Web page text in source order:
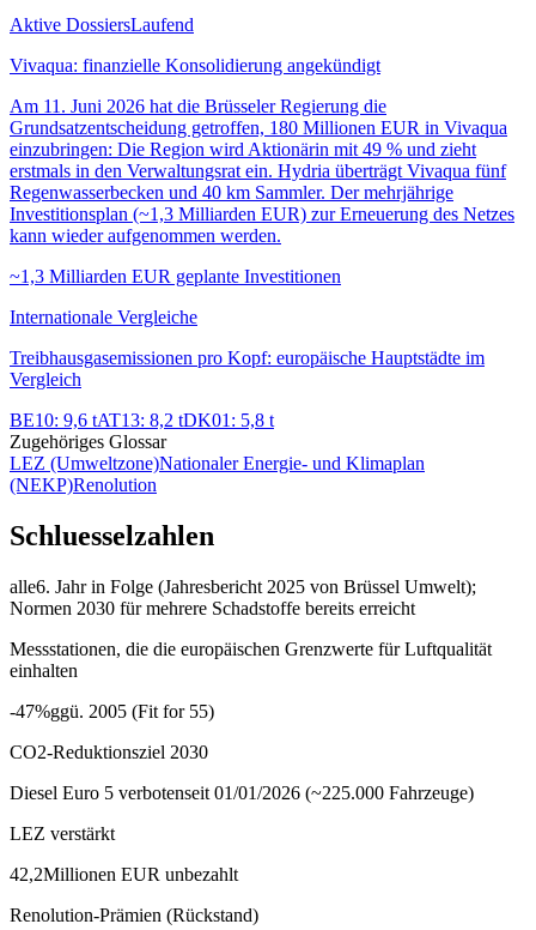
Aktive DossiersLaufend
Vivaqua: finanzielle Konsolidierung angekündigt
Am 11. Juni 2026 hat die Brüsseler Regierung die
Grundsatzentscheidung getroffen, 180 Millionen EUR in Vivaqua
einzubringen: Die Region wird Aktionärin mit 49 % und zieht
erstmals in den Verwaltungsrat ein. Hydria überträgt Vivaqua fünf
Regenwasserbecken und 40 km Sammler. Der mehrjährige
Investitionsplan (~1,3 Milliarden EUR) zur Erneuerung des Netzes
kann wieder aufgenommen werden.
~1,3 Milliarden EUR geplante Investitionen
Internationale Vergleiche
Treibhausgasemissionen pro Kopf: europäische Hauptstädte im
Vergleich
BE10: 9,6 tAT13: 8,2 tDK01 : 5,8 t
Zugehöriges Glossar
LEZ (Umweltzone)Nationaler Energie- und Klimaplan
(NEKP)Renolution
Schluesselzahlen
alle6. Jahr in Folge (Jahresbericht 2025 von Brüssel Umwelt);
Normen 2030 für mehrere Schadstoffe bereits erreicht
Messstationen, die die europäischen Grenzwerte für Luftqualität
einhalten
-47%ggü. 2005 (Fit for 55)
CO2-Reduktionsziel 2030
Diesel Euro 5 verbotenseit 01/01/2026 (~225.000 Fahrzeuge)
LEZ verstärkt
42,2Millionen EUR unbezahlt
Renolution-Prämien (Rückstand)